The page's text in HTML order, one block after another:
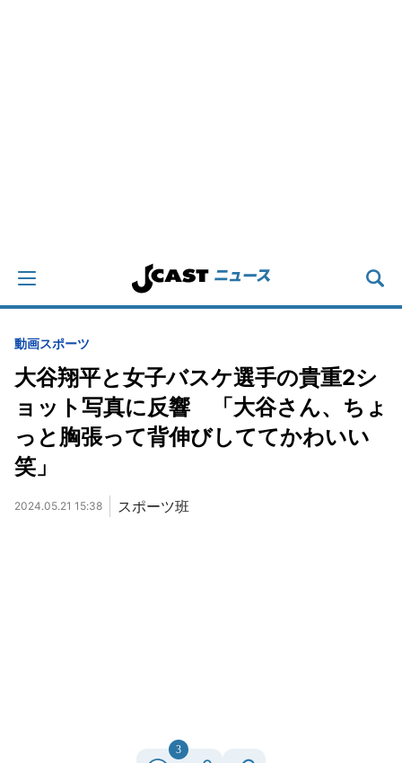
動画スポーツ
大谷翔平と女子バスケ選手の貴重2シ
ョット写真に反響 「大谷さん、ちょ
っと胸張って背伸びしててかわいい
笑」
2024.05.21 15:38 スポーツ班
3